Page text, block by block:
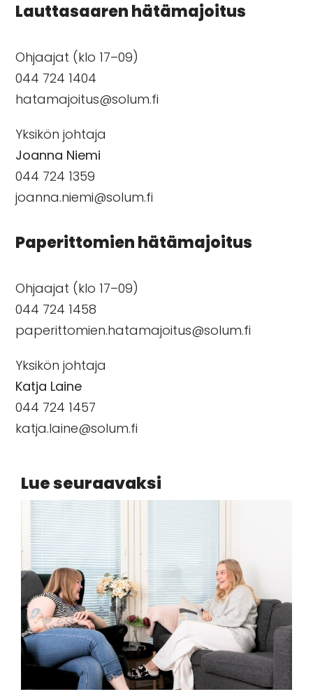
Lauttasaaren hätämajoitus
Ohjaajat (klo 17–09)
044 724 1404
hatamajoitus@solum.fi
Yksikön johtaja
Joanna Niemi
044 724 1359
joanna.niemi@solum.fi
Paperittomien hätämajoitus
Ohjaajat (klo 17–09)
044 724 1458
paperittomien.hatamajoitus@solum.fi
Yksikön johtaja
Katja Laine
044 724 1457
katja.laine@solum.fi
Lue seuraavaksi